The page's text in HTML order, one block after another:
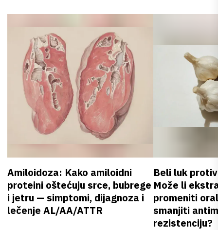
Amiloidoza: Kako amiloidni
proteini oštećuju srce, bubrege
i jetru — simptomi, dijagnoza i
lečenje AL/AA/ATTR
Beli luk
Može li
promeniti
smanjiti
rezistenciju?